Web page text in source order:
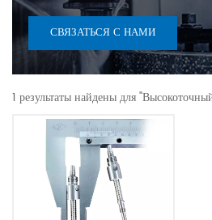
СВЯЗАТЬСЯ С НАМИ
1 результаты найдены для